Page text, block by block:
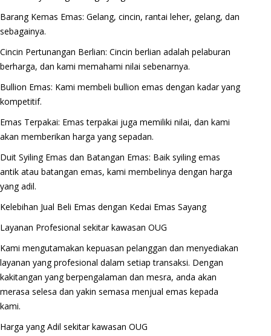
Barang Kemas Emas: Gelang, cincin, rantai leher, gelang, dan
sebagainya.
Cincin Pertunangan Berlian: Cincin berlian adalah pelaburan
berharga, dan kami memahami nilai sebenarnya.
Bullion Emas: Kami membeli bullion emas dengan kadar yang
kompetitif.
Emas Terpakai: Emas terpakai juga memiliki nilai, dan kami
akan memberikan harga yang sepadan.
Duit Syiling Emas dan Batangan Emas: Baik syiling emas
antik atau batangan emas, kami membelinya dengan harga
yang adil.
Kelebihan Jual Beli Emas dengan Kedai Emas Sayang
Layanan Profesional sekitar kawasan OUG
Kami mengutamakan kepuasan pelanggan dan menyediakan
layanan yang profesional dalam setiap transaksi. Dengan
kakitangan yang berpengalaman dan mesra, anda akan
merasa selesa dan yakin semasa menjual emas kepada
kami.
Harga yang Adil sekitar kawasan OUG